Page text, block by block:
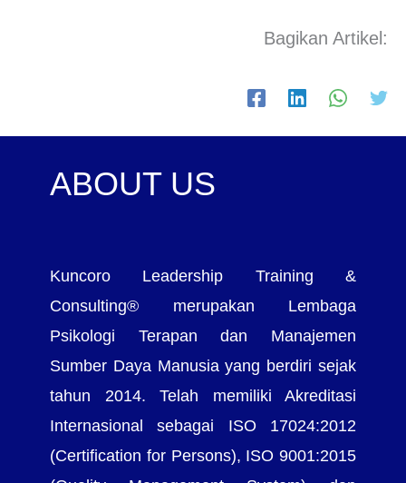
Bagikan Artikel:
ABOUT US
Kuncoro Leadership Training &
Consulting® merupakan Lembaga
Psikologi Terapan dan Manajemen
Sumber Daya Manusia yang berdiri sejak
tahun 2014. Telah memiliki Akreditasi
Internasional sebagai ISO 17024:2012
(Certification for Persons), ISO 9001:2015